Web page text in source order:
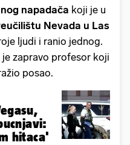
napadača koji je u
Nevada u Las
ljudi i ranio jednog.
zapravo profesor koji
posao.
hitaca'